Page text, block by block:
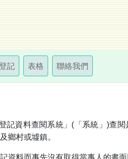
記 表格 聯絡我們
資料查閱系統」(「系統」)查
鄉村或墟鎮。
料而事先沒有取得當事人的書